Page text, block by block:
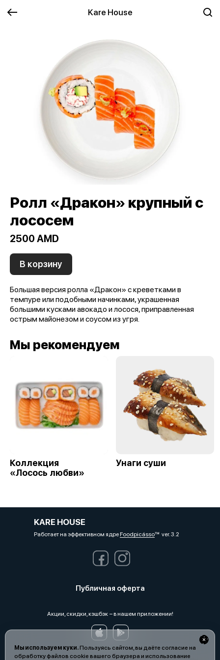
Kare House
Мы используем куки.Пользуясь сайтом, вы даёте согласие на
обработку файлов cookie вашего браузера и использование
Ролл «Дракон» крупный с
лососем
2500 AMD
В корзину
Большая версия ролла «Дракон» с креветками в
темпуре или подобными начинками, украшенная
большими кусками авокадо и лосося, приправленная
острым майонезом и соусом из угря.
Мы рекомендуем
Коллекция
«Лосось любви»
Унаги суши
KARE HOUSE
Работает на эффективном ядреFoodpicássover. 3.2
Публичная оферта
Акции, скидки, кэшбэк − в нашем приложении!